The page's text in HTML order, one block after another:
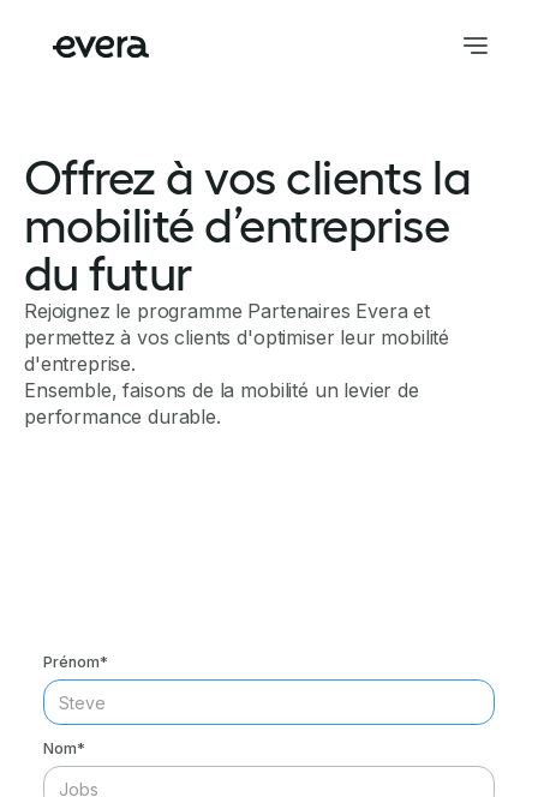
Offrez à vos clients la
mobilité d’entreprise
du futur
Rejoignez le programme Partenaires Evera et
permettez à vos clients d'optimiser leur mobilité
d'entreprise.
Ensemble, faisons de la mobilité un levier de
performance durable.
Prénom*
Nom*